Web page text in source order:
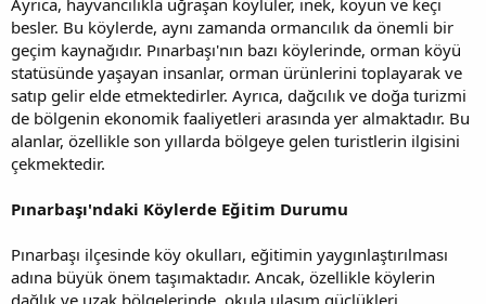
besler. Bu köylerde, aynı zamanda ormancılık da önemli bir
geçim kaynağıdır. Pınarbaşı'nın bazı köylerinde, orman köyü
statüsünde yaşayan insanlar, orman ürünlerini toplayarak ve
satıp gelir elde etmektedirler. Ayrıca, dağcılık ve doğa turizmi
de bölgenin ekonomik faaliyetleri arasında yer almaktadır. Bu
alanlar, özellikle son yıllarda bölgeye gelen turistlerin ilgisini
çekmektedir.
Pınarbaşı'ndaki Köylerde Eğitim Durumu
Pınarbaşı ilçesinde köy okulları, eğitimin yaygınlaştırılması
adına büyük önem taşımaktadır. Ancak, özellikle köylerin
dağlık ve uzak bölgelerinde, okula ulaşım güçlükleri